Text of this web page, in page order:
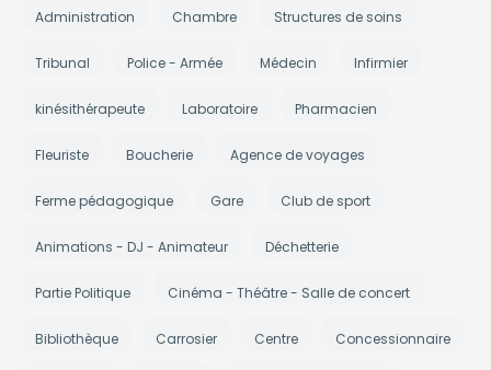
Administration Chambre Structures de soins
Tribunal Police - Armée Médecin Infirmier
kinésithérapeute Laboratoire Pharmacien
Fleuriste Boucherie Agence de voyages
Ferme pédagogique Gare Club de sport
Animations - DJ - Animateur Déchetterie
Partie Politique Cinéma - Théâtre - Salle de concert
Bibliothèque Carrosier Centre Concessionnaire